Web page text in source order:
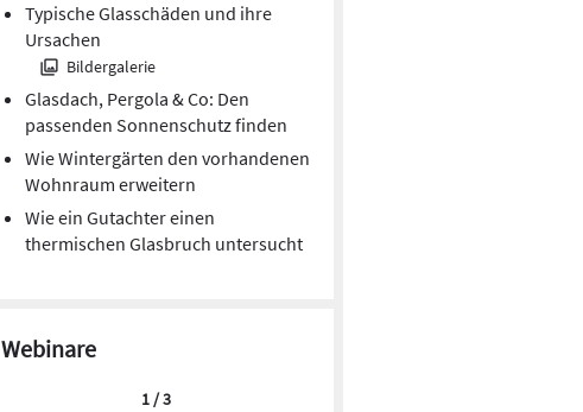
Typische Glasschäden und ihre
Ursachen
Bildergalerie
Glasdach, Pergola & Co: Den
passenden Sonnenschutz finden
Wie Wintergärten den vorhandenen
Wohnraum erweitern
Wie ein Gutachter einen
thermischen Glasbruch untersucht
Webinare
1 / 3